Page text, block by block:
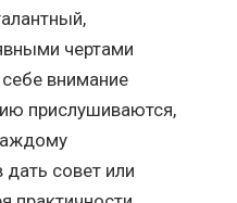
чертами
внимание
прислушиваются,
совет или